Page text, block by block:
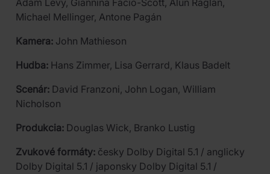
Adam Levy, Giannina Facio-Scott, Alun Raglan,
Michael Mellinger, Antone Pagán
Kamera: John Mathieson
Hudba: Hans Zimmer, Lisa Gerrard, Klaus Badelt
Scenár: David Franzoni, John Logan, William
Nicholson
Produkcia: Douglas Wick, Branko Lustig
Zvukové formáty: česky Dolby Digital 5.1 / anglicky
Dolby Digital 5.1 / japonsky Dolby Digital 5.1 /